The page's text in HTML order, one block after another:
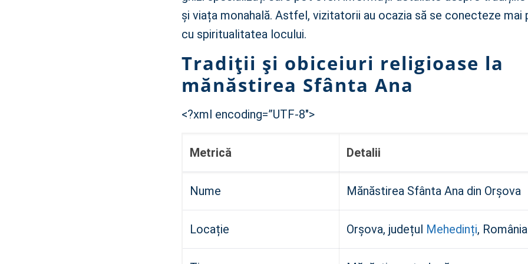
și viața monahală. Astfel, vizitatorii au ocazia să se conecteze mai
cu spiritualitatea locului.
Tradiții și obiceiuri religioase la
mănăstirea Sfânta Ana
<?xml encoding=”UTF-8″>
Metrică Detalii
Nume Mănăstirea Sfânta Ana din Orșova
Locație Orșova, județul Mehedinți, România